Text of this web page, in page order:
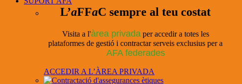
L’aFFaC sempre al teu costat
Visita a l'àrea privada per accedir a totes les
plataformes de gestió i contractar serveis exclusius per a
AFA federades
ACCEDIR A L’ÀREA PRIVADA